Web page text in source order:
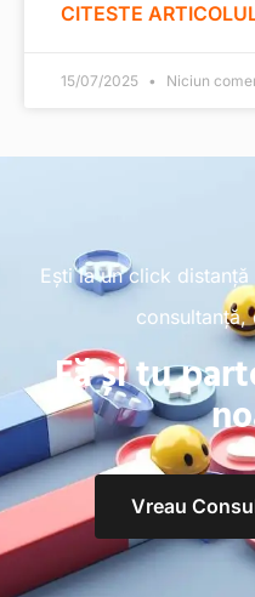
CITESTE
15/07/2025 Niciun
Ești la un click distanță
consultanță,
Fă și tu
Vreau